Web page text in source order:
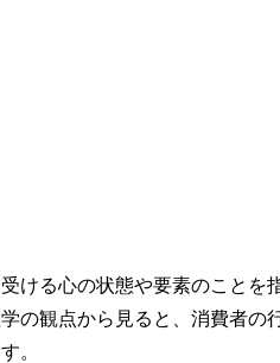
ける心の状態や要素のことを
の観点から見ると、消費者の
。